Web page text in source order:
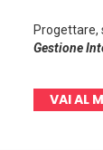
Progettare,
Gestione
VAI AL